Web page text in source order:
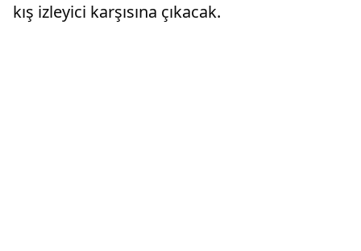
kış izleyici karşısına çıkacak.